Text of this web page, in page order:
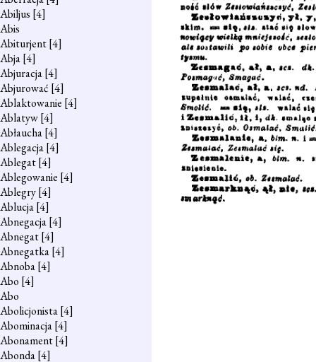
Abiljus [4]
Abis
Abiturjent[4]
Abja[4]
Abjuracja[4]
Abjurować [4]
Ablaktowanie [4]
Ablatyw[4]
Abłaucha[4]
Ablegacja[4]
Ablegat[4]
Ablegowanie [4]
Ablegry[4]
Ablucja[4]
Abnegacja[4]
Abnegat[4]
Abnegatka[4]
Abnoba[4]
Abo [4]
Abo
Abolicjonista[4]
Abominacja[4]
Abonament[4]
Abonda[4]